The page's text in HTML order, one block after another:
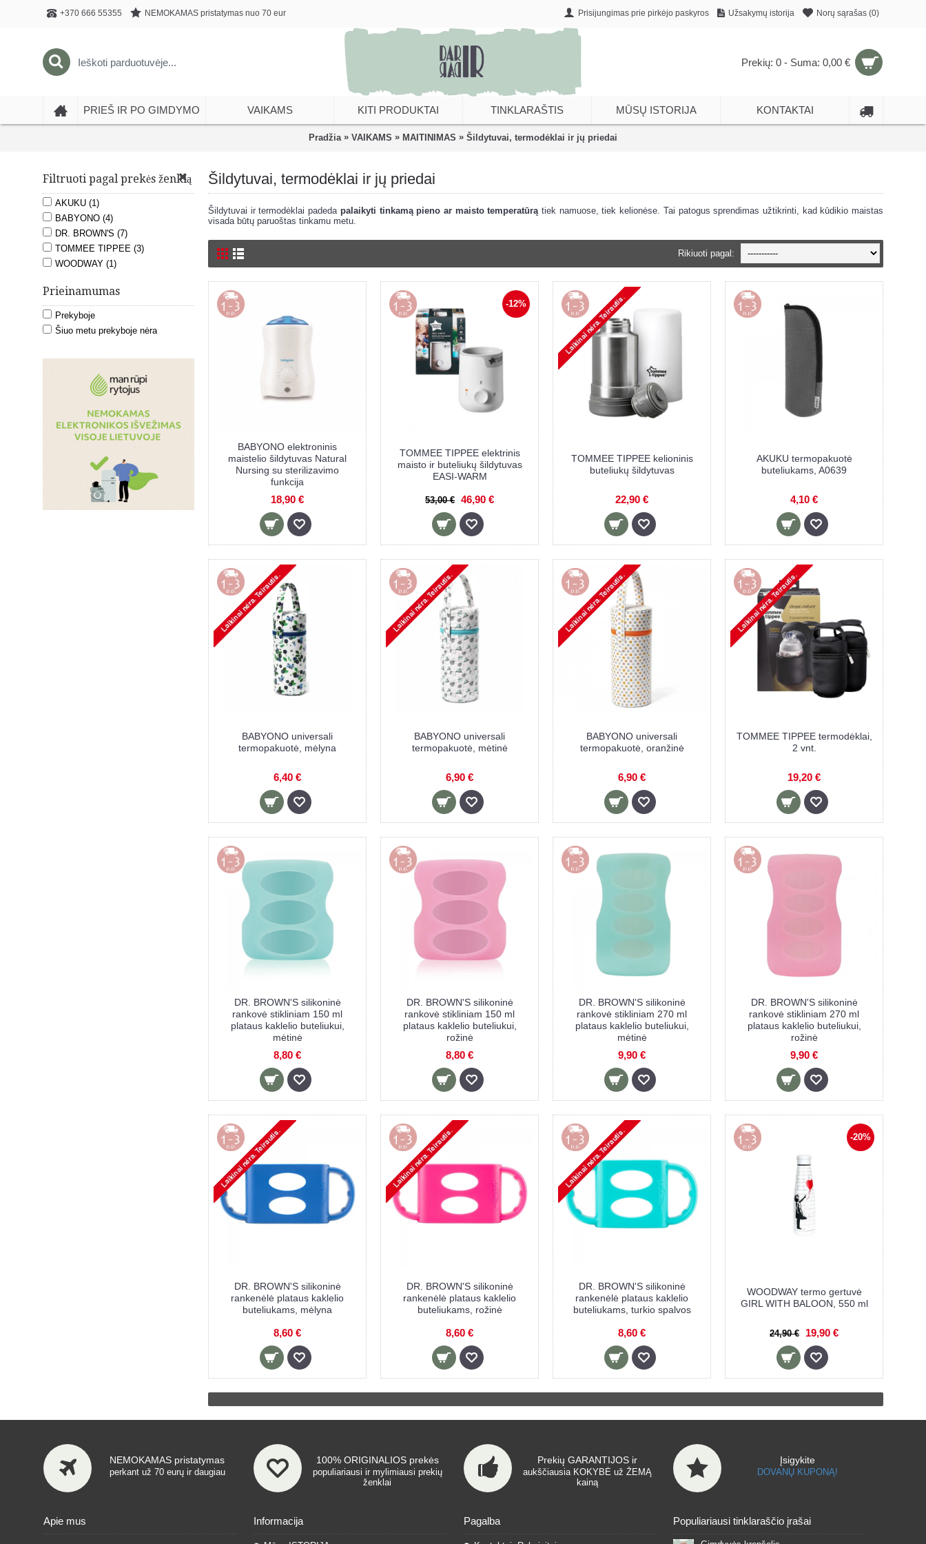
+370 666 55355 NEMOKAMAS pristatymas nuo 70 eur Prisijungimas prie pirkėjo paskyros Užsakymų istorija Norų sąrašas (0)
Prekių: 0 - Suma: 0,00 €
PRIEŠ IR PO GIMDYMO VAIKAMS KITI PRODUKTAI TINKLARAŠTIS MŪSŲ ISTORIJA KONTAKTAI
Pradžia » VAIKAMS » MAITINIMAS » Šildytuvai, termodėklai ir jų priedai
Filtruoti pagal prekės ženklą
AKUKU (1)
BABYONO (4)
DR. BROWN'S (7)
TOMMEE TIPPEE (3)
WOODWAY (1)
Prieinamumas
Prekyboje
Šiuo metu prekyboje nėra
Šildytuvai, termodėklai ir jų priedai
Šildytuvai ir termodėklai padedapalaikyti tinkamą pieno ar maisto temperatūrątiek namuose, tiek kelionėse. Tai patogus sprendimas užtikrinti, kad kūdikio maistas
visada būtų paruoštas tinkamu metu.
Rikiuoti pagal:
BABYONO elektroninis
maistelio šildytuvas Natural
Nursing su sterilizavimo
funkcija
18,90 €
-12%
TOMMEE TIPPEE elektrinis
maisto ir buteliukų šildytuvas
EASI-WARM
53,00 € 46,90 €
TOMMEE TIPPEE kelioninis
buteliukų šildytuvas
22,90 €
AKUKU termopakuotė
buteliukams, A0639
4,10 €
BABYONO universali
termopakuotė, mėlyna
6,40 €
BABYONO universali
termopakuotė, mėtinė
6,90 €
BABYONO universali
termopakuotė, oranžinė
6,90 €
TOMMEE TIPPEE termodėklai,
2 vnt.
19,20 €
DR. BROWN'S silikoninė
rankovė stikliniam 150 ml
plataus kaklelio buteliukui,
mėtinė
8,80 €
DR. BROWN'S silikoninė
rankovė stikliniam 150 ml
plataus kaklelio buteliukui,
rožinė
8,80 €
DR. BROWN'S silikoninė
rankovė stikliniam 270 ml
plataus kaklelio buteliukui,
mėtinė
9,90 €
DR. BROWN'S silikoninė
rankovė stikliniam 270 ml
plataus kaklelio buteliukui,
rožinė
9,90 €
DR. BROWN'S silikoninė
rankenėlė plataus kaklelio
buteliukams, mėlyna
8,60 €
DR. BROWN'S silikoninė
rankenėlė plataus kaklelio
buteliukams, rožinė
8,60 €
DR. BROWN'S silikoninė
rankenėlė plataus kaklelio
buteliukams, turkio spalvos
8,60 €
-20%
WOODWAY termo gertuvė
GIRL WITH BALOON, 550 ml
24,90 € 19,90 €
NEMOKAMAS pristatymas
perkant už 70 eurų ir daugiau
100% ORIGINALIOS prekės
populiariausi ir mylimiausi prekių
ženklai
Prekių GARANTIJOS ir
aukščiausia KOKYBĖ už ŽEMĄ
kainą
Įsigykite
DOVANŲ KUPONĄ!
Apie mus Informacija Pagalba Populiariausi tinklaraščio įrašai